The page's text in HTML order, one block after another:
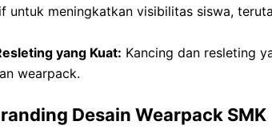
untuk meningkatkan visibilitas siswa,
yang Kuat: Kancing dan resleting
wearpack.
Desain Wearpack SMK